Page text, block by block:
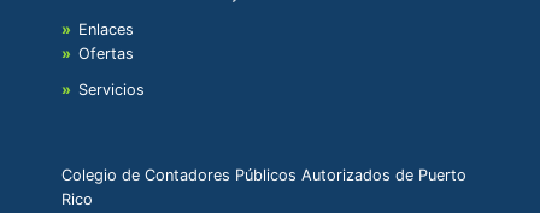
Enlaces
Ofertas
Servicios
Colegio de Contadores Públicos Autorizados de Puerto
Rico